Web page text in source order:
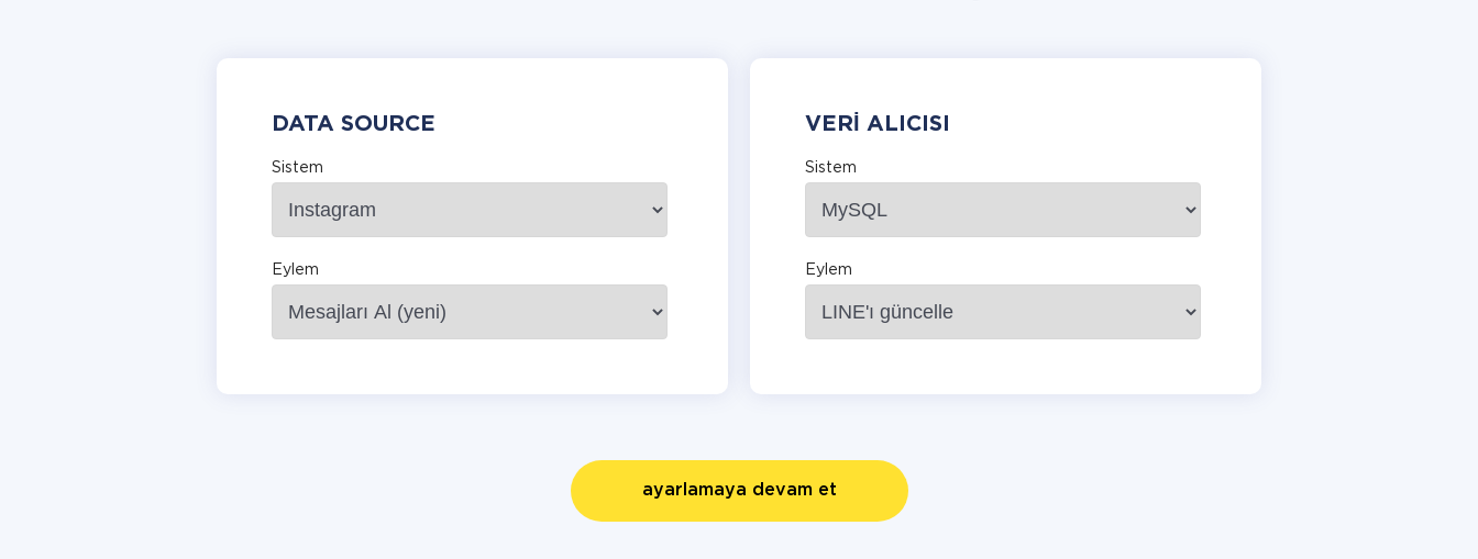
DATA SOURCE
Sistem
Eylem
VERI ALICISI
Sistem
Eylem
ayarlamaya devam et